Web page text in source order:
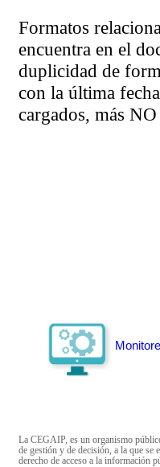
Formatos
encuentra en el
duplicidad de
con la última
cargados, más
La CEGAIP, es un organismo
de gestión y de decisión, a la que
derecho de acceso a la información